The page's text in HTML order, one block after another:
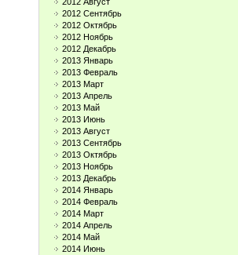
2012 Сентябрь
2012 Октябрь
2012 Ноябрь
2012 Декабрь
2013 Январь
2013 Февраль
2013 Март
2013 Апрель
2013 Май
2013 Июнь
2013 Август
2013 Сентябрь
2013 Октябрь
2013 Ноябрь
2013 Декабрь
2014 Январь
2014 Февраль
2014 Март
2014 Апрель
2014 Май
2014 Июнь